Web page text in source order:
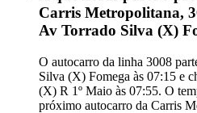
Carris Metropolitana,
Av Torrado Silva (X)
O autocarro da linha 3008
Silva (X) Fomega às 07:15 e
(X) R 1º Maio às 07:55. O
próximo autocarro da Carris